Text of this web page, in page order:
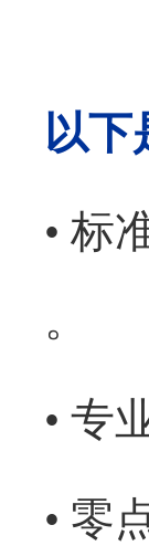
以下
• 标
。
• 专
• 零